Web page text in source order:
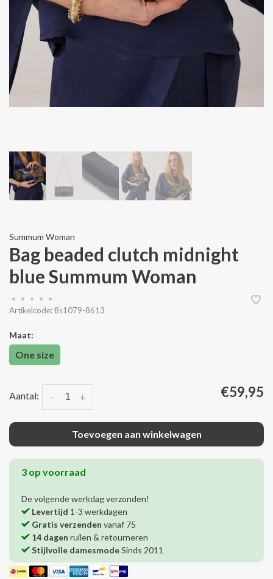
Summum Woman
Bag beaded clutch midnight
blue Summum Woman
• • • •
•
Artikelcode: 8s1079-8613
Maat:
One size
Aantal: +
- €59,95
Toevoegen aan winkelwagen
3 op voorraad
De volgende werkdag verzonden!
Levertijd 1-3 werkdagen
Gratis verzenden vanaf 75
14 dagen ruilen & retourneren
Stijlvolle damesmodeSinds 2011